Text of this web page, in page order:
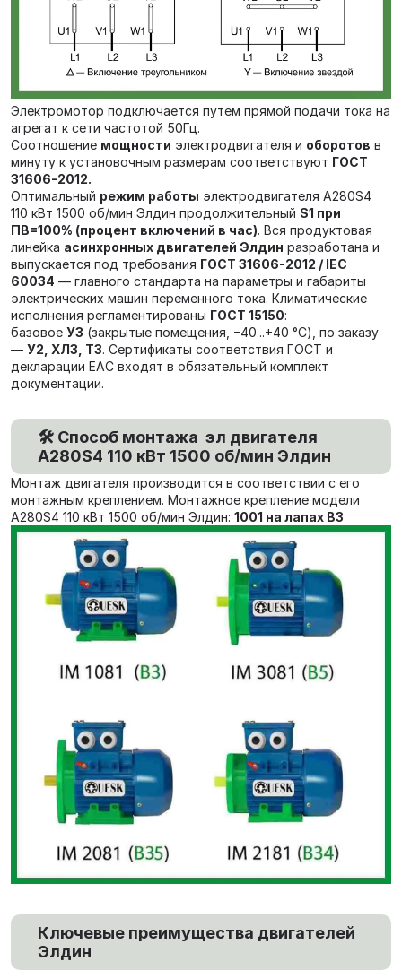
Электромотор подключается путем прямой подачи тока на
агрегат к сети частотой 50Гц.
Соотношение мощности электродвигателя и оборотов в
минуту к установочным размерам соответствуют ГОСТ
31606-2012.
Оптимальный режим работы электродвигателя А280S4
110 кВт 1500 об/мин Элдин продолжительный S1 при
ПВ=100% (процент включений в час). Вся продуктовая
линейка асинхронных двигателей Элдин разработана и
выпускается под требования ГОСТ 31606-2012 / IEC
60034 — главного стандарта на параметры и габариты
электрических машин переменного тока. Климатические
исполнения регламентированы ГОСТ 15150:
базовое У3 (закрытые помещения, −40...+40 °C), по заказу
— У2, ХЛ3, Т3. Сертификаты соответствия ГОСТ и
декларации ЕАС входят в обязательный комплект
документации.
🛠️ Способ монтажа эл двигателя
А280S4 110 кВт 1500 об/мин Элдин
Монтаж двигателя производится в соответствии с его
монтажным креплением. Монтажное крепление модели
А280S4 110 кВт 1500 об/мин Элдин: 1001 на лапах В3
Ключевые преимущества двигателей
Элдин